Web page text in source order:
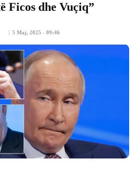
Ficos dhe Vuçiq”
5 Maj, 2025 - 09:46